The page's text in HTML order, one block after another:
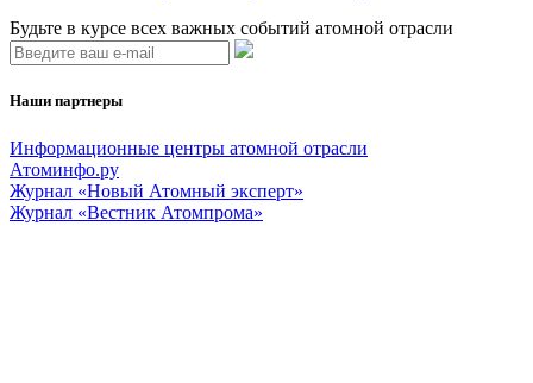
Будьте в курсе всех важных событий атомной отрасли
Наши партнеры
Информационные центры атомной отрасли
Атоминфо.ру
Журнал «Новый Атомный эксперт»
Журнал «Вестник Атомпрома»